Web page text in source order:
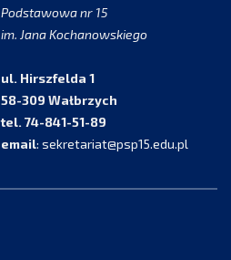
Podstawowa nr 15
im. Jana Kochanowskiego
ul. Hirszfelda 1
58-309 Wałbrzych
tel. 74-841-51-89
email: sekretariat@psp15.edu.pl